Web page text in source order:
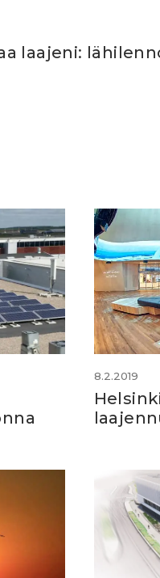
laajeni:
8.2.2019